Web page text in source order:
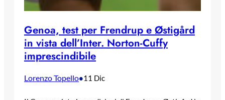
Genoa, test per Frendrup e Østigård
in vista dell’Inter. Norton-Cuffy
imprescindibile
Lorenzo Topello•11 Dic